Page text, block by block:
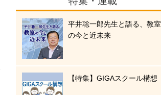
平井聡一郎先生と語る、教室
の今と近未来
【特集】GIGAスクール構想